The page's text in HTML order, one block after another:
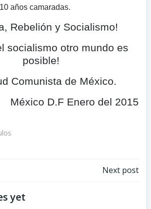
años camaradas.
Rebelión y Socialismo!
socialismo otro mundo es
posible!
Comunista de México.
México D.F Enero del 2015
Navegación
Next post
yet